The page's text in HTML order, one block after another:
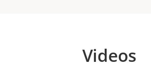
Videos